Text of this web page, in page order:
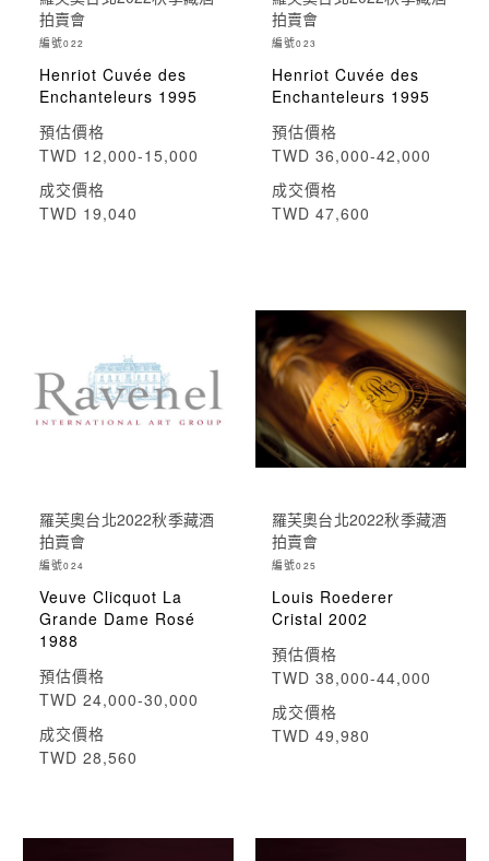
拍賣會
編號022
Henriot Cuvée des
Enchanteleurs 1995
預估價格
TWD 12,000-15,000
成交價格
TWD 19,040
拍賣會
編號023
Henriot Cuvée des
Enchanteleurs 1995
預估價格
TWD 36,000-42,000
成交價格
TWD 47,600
羅芙奧台北2022秋季藏酒
拍賣會
編號024
Veuve Clicquot La
Grande Dame Rosé
1988
預估價格
TWD 24,000-30,000
成交價格
TWD 28,560
羅芙奧台北2022秋季藏酒
拍賣會
編號025
Louis Roederer
Cristal 2002
預估價格
TWD 38,000-44,000
成交價格
TWD 49,980